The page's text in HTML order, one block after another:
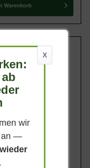
Warenkorb
70 cm
Mai
Lieferbar
X
wir
an —
wieder